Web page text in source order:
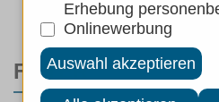
FILTER
Erhebung
Onlinewerbung